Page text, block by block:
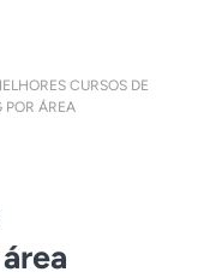
CURSOS DE
POR ÁREA